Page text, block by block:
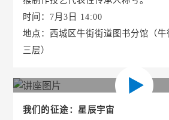
时间：7月3日 14:00
地点：西城区牛街街道图书分馆（
三层）
我们的征途：星辰宇宙